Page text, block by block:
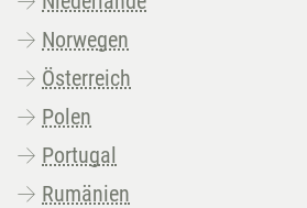
Norwegen
Österreich
Polen
Portugal
Rumänien